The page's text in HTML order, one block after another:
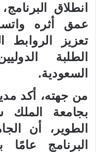
انطلاق
عمق أثره
تعزيز الروابط
الطلبة
السعودية.
من جهته، أكد
بجامعة الملك
الطوير، أن
البرنامج